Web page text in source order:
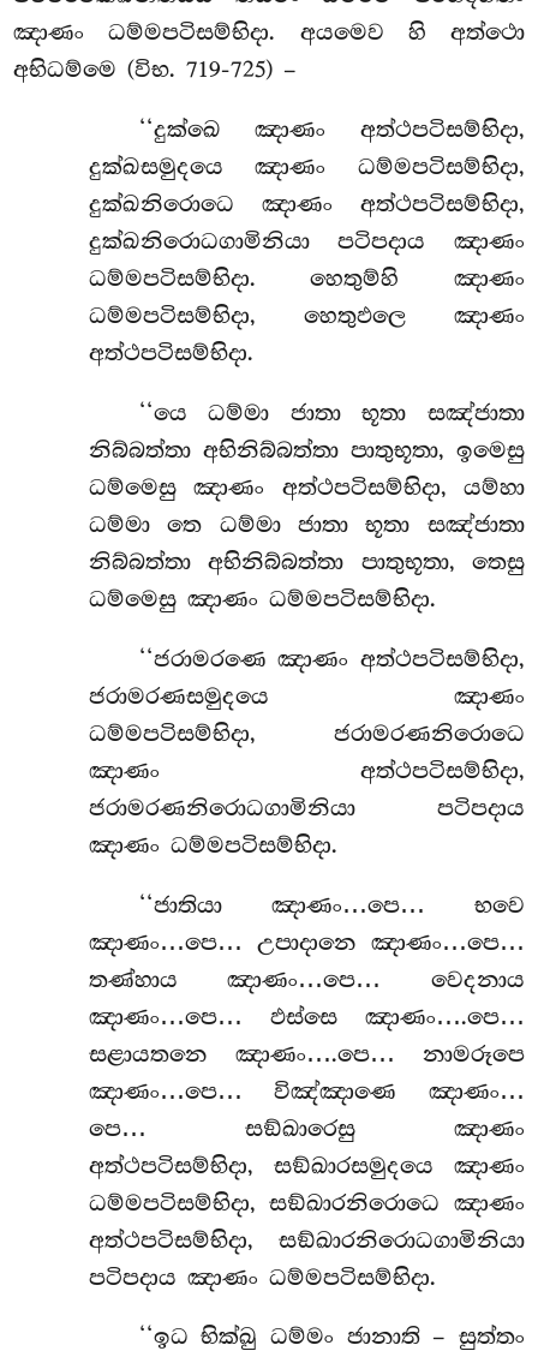
ඤාණං ධම්මපටිසම්භිදා. අයමෙව හි අත්ථො
අභිධම්මෙ (විභ. 719-725) –
‘‘දුක්ඛෙ ඤාණං අත්ථපටිසම්භිදා,
දුක්ඛසමුදයෙ ඤාණං ධම්මපටිසම්භිදා,
දුක්ඛනිරොධෙ ඤාණං අත්ථපටිසම්භිදා,
දුක්ඛනිරොධගාමිනියා පටිපදාය ඤාණං
ධම්මපටිසම්භිදා. හෙතුම්හි ඤාණං
ධම්මපටිසම්භිදා, හෙතුඵලෙ ඤාණං
අත්ථපටිසම්භිදා.
‘‘යෙධම්මා ජාතා භූතා සඤ්ජාතා
නිබ්බත්තා අභිනිබ්බත්තා පාතුභූතා, ඉමෙසු
ධම්මෙසු ඤාණං අත්ථපටිසම්භිදා, යම්හා
ධම්මා තෙ ධම්මා ජාතා භූතා සඤ්ජාතා
නිබ්බත්තා අභිනිබ්බත්තා පාතුභූතා, තෙසු
ධම්මෙසු ඤාණං ධම්මපටිසම්භිදා.
‘‘ජරාමරණෙ ඤාණං අත්ථපටිසම්භිදා,
ජරාමරණසමුදයෙ ඤාණං
ධම්මපටිසම්භිදා, ජරාමරණනිරොධෙ
ඤාණං අත්ථපටිසම්භිදා,
ජරාමරණනිරොධගාමිනියා පටිපදාය
ඤාණං ධම්මපටිසම්භිදා.
‘‘ජාතියා ඤාණං…පෙ… භවෙ
ඤාණං…පෙ… උපාදානෙ ඤාණං…පෙ…
තණ්හාය ඤාණං…පෙ… වෙදනාය
ඤාණං…පෙ… ඵස්සෙ ඤාණං….පෙ…
සළායතනෙ ඤාණං….පෙ… නාමරූපෙ
ඤාණං…පෙ… විඤ්ඤාණෙ ඤාණං…
පෙ… සඞ්ඛාරෙසු ඤාණං
අත්ථපටිසම්භිදා, සඞ්ඛාරසමුදයෙ ඤාණං
ධම්මපටිසම්භිදා, සඞ්ඛාරනිරොධෙ ඤාණං
අත්ථපටිසම්භිදා, සඞ්ඛාරනිරොධගාමිනියා
පටිපදාය ඤාණං ධම්මපටිසම්භිදා.
‘‘ඉධ භික්ඛු ධම්මං ජානාති – සුත්තං